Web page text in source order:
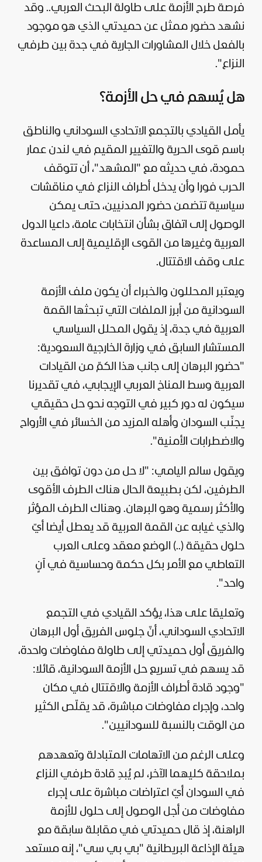
فرصة طرح الأزمة على طاولة البحث العربي.. وقد
نشهد حضور ممثل عن حميدتي الذي هو موجود
بالفعل خلال المشاورات الجارية في جدة بين طرفي
النزاع".
هل يُسهم في حل الأزمة؟
يأمل القيادي بالتجمع الاتحادي السوداني والناطق
باسم قوى الحرية والتغيير المقيم في لندن عمار
حمودة، في حديثه مع "المشهد"، أن تتوقف
الحرب فورا وأن يدخل أطراف النزاع في مناقشات
سياسية تتضمن حضور المدنيين، حتى يمكن
الوصول إلى اتفاق بشأن انتخابات عامة، داعيا الدول
العربية وغيرها من القوى الإقليمية إلى المساعدة
على وقف الاقتتال.
ويعتبر المحللون والخبراء أن يكون ملف الأزمة
السودانية من أبرز الملفات التي تبحثها القمة
العربية في جدة، إذ يقول المحلل السياسي
المستشار السابق في وزارة الخارجية السعودية:
"حضور البرهان إلى جانب هذا الكمّ من القيادات
العربية وسط المناخ العربي الإيجابي، في تقديرنا
سيكون له دور كبير في التوجه نحو حل حقيقي
يجنّب السودان وأهله المزيد من الخسائر في الأرواح
والاضطرابات الأمنية".
ويقول سالم اليامي: "لا حل من دون توافق بين
الطرفين، لكن بطبيعة الحال هناك الطرف الأقوى
والأكثر رسمية وهو البرهان. وهناك الطرف المؤثر
والذي غيابه عن القمة العربية قد يعطل أيضا أيّ
حلول حقيقة (..) الوضع معقد وعلى العرب
التعاطي مع الأمر بكل حكمة وحساسية في آنٍ
واحد".
وتعليقا على هذا، يؤكد القيادي في التجمع
الاتحادي السوداني، أنّ جلوس الفريق أول البرهان
والفريق أول حميدتي إلى طاولة مفاوضات واحدة،
قد يسهم في تسريع حل الأزمة السودانية، قائلا:
"وجود قادة أطراف الأزمة والاقتتال في مكان
واحد، وإجراء مفاوضات مباشرة، قد يقلّص الكثير
من الوقت بالنسبة للسودانيين".
وعلى الرغم من الاتهامات المتبادلة وتعهدهم
بملاحقة كليهما الآخر، لم يُبدِ قادة طرفي النزاع
في السودان أيّ اعتراضات مباشرة على إجراء
مفاوضات من أجل الوصول إلى حلول للأزمة
الراهنة، إذ قال حميدتي في مقابلة سابقة مع
هيئة الإذاعة البريطانية "بي بي سي"، إنه مستعد